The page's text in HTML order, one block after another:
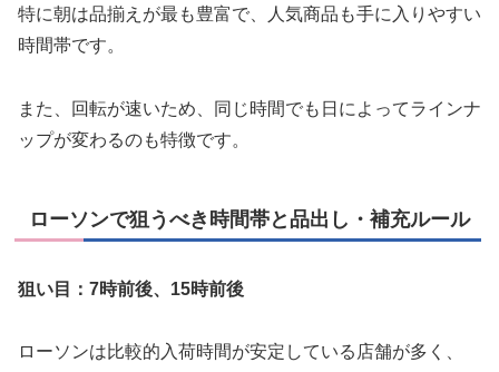
特に朝は品揃えが最も豊富で、人気商品も手に入りやすい
時間帯です。
また、回転が速いため、同じ時間でも日によってラインナ
ップが変わるのも特徴です。
ローソンで狙うべき時間帯と品出し・補充ルール
狙い目：7時前後、15時前後
ローソンは比較的入荷時間が安定している店舗が多く、